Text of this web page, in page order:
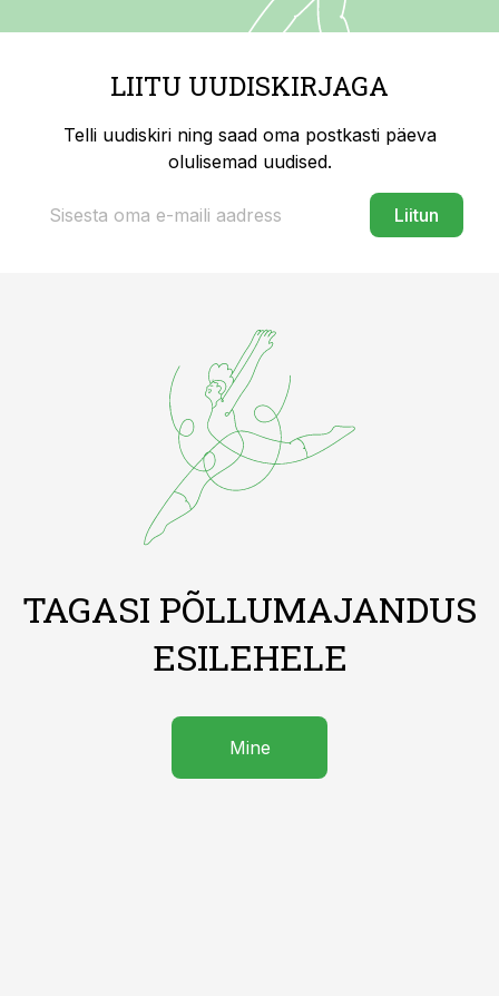
LIITU UUDISKIRJAGA
Telli uudiskiri ning saad oma postkasti päeva
olulisemad uudised.
Liitun
TAGASI PÕLLUMAJANDUS
ESILEHELE
Mine